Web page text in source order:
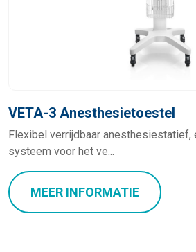
VETA-3 Anesthesietoestel
Flexibel verrijdbaar anesthesiestatief,
systeem voor het ve...
MEER INFORMATIE